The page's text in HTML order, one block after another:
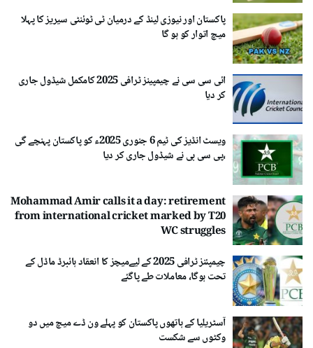
پاکستان اور نیوزی لینڈ کے درمیان ٹی ٹوئنٹی سیریز کا پہلا
میچ اتوار کو ہو گا
ائی سی سی نے چیمپینز ٹرافی 2025 کامکمل شیڈول جاری
کر دیا
ویسٹ انڈیز کی ٹیم 6 جنوری 2025ء کو پاکستان پہنچے گی
،پی سی بی نے شیڈول جاری کر دیا
Mohammad Amir calls it a day: retirement
from international cricket marked by T20
WC struggles
چیمپئنز ٹرافی 2025 کے لیےمیچز کا انعقاد ہائبرڈ ماڈل کے
تحت ہوگا، معاملات طے پاگئے
آسٹریلیا کے ہاتھوں پاکستان کو پہلے ون ڈے میچ میں دو
وکٹوں سے شکست